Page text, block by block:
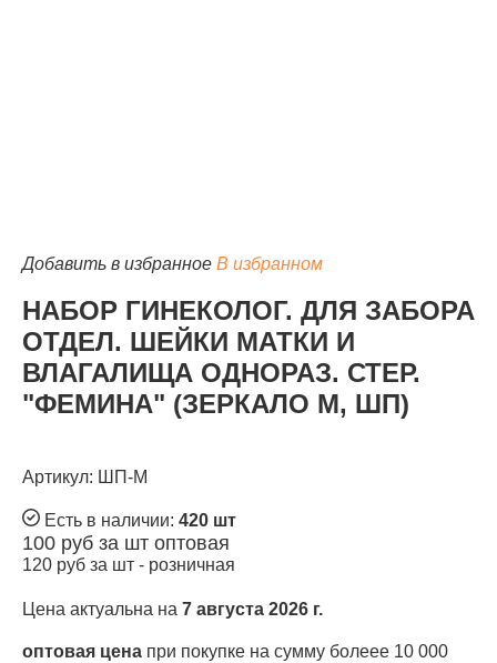
Добавить в избранное В избранном
НАБОР ГИНЕКОЛОГ. ДЛЯ ЗАБОРА
ОТДЕЛ. ШЕЙКИ МАТКИ И
ВЛАГАЛИЩА ОДНОРАЗ. СТЕР.
"ФЕМИНА" (ЗЕРКАЛО М, ШП)
Артикул: ШП-М
Есть в наличии: 420 шт
100 руб за шт оптовая
120 руб за шт - розничная
Цена актуальна на 7 августа 2026 г.
оптовая цена при покупке на сумму болеее 10 000